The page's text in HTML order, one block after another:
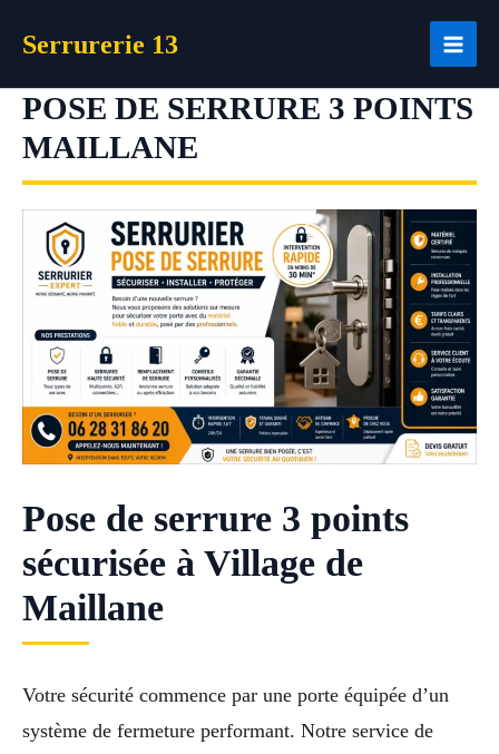
Serrurerie 13
POSE DE SERRURE 3 POINTS
MAILLANE
Pose de serrure 3 points
sécurisée à Village de
Maillane
Votre sécurité commence par une porte équipée d’un
système de fermeture performant. Notre service de